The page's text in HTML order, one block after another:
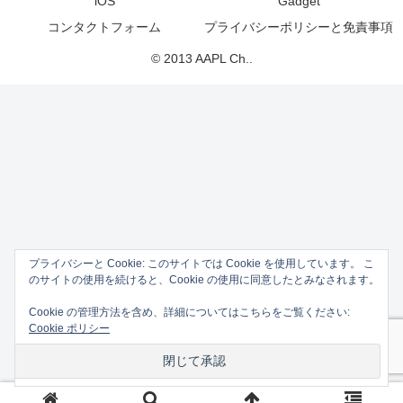
コンタクトフォーム
プライバシーポリシーと免責事項
© 2013 AAPL Ch..
プライバシーと Cookie: このサイトでは Cookie を使用しています。 こ
のサイトの使用を続けると、Cookie の使用に同意したとみなされます。
Cookie の管理方法を含め、詳細についてはこちらをご覧ください:
Cookie ポリシー